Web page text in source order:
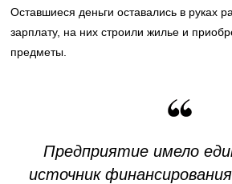
Оставшиеся деньги оставались в руках
зарплату, на них строили жилье и
предметы.
Предприятие имело
источник